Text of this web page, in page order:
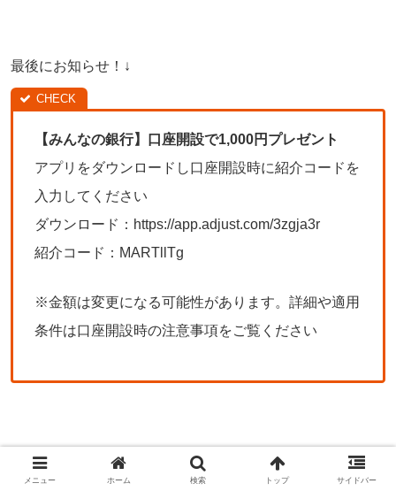
最後にお知らせ！↓
【みんなの銀行】口座開設で1,000円プレゼント
アプリをダウンロードし口座開設時に紹介コードを
入力してください
ダウンロード：https://app.adjust.com/3zgja3r
紹介コード：MARTllTg
※金額は変更になる可能性があります。詳細や適用
条件は口座開設時の注意事項をご覧ください
メニュー ホーム 検索 トップ サイドバー